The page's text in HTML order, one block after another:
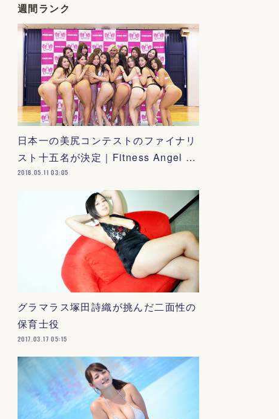
週間ランク
日本一の美尻コンテストのファイナリ
スト十五名が決定｜Fitness Angel …
2018.05.11 03:05
グラマラス塚田詩織が挑んだ二面性の
保育士役
2017.03.17 05:15